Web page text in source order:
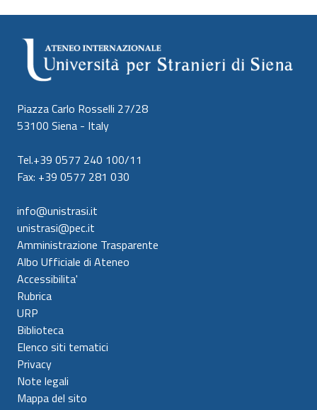
Piazza Carlo Rosselli 27/28
53100 Siena - Italy
Tel.+39 0577 240 100/11
Fax: +39 0577 281 030
info@unistrasi.it
unistrasi@pec.it
Amministrazione Trasparente
Albo Ufficiale di Ateneo
Accessibilita'
Rubrica
URP
Biblioteca
Elenco siti tematici
Privacy
Note legali
Mappa del sito